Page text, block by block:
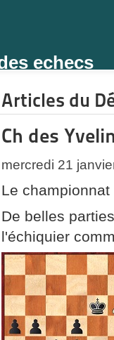
echecs
Articles du
Ch des
mercredi 21
Le
De belles
l'échiquier